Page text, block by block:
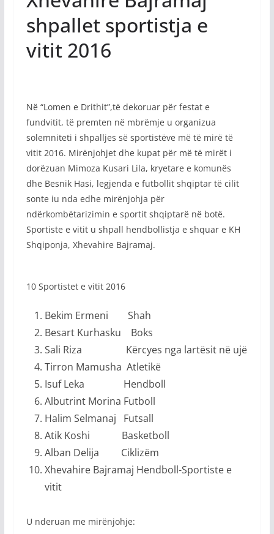
shpallet sportistja e
vitit 2016
Në “Lomen e Drithit”,të dekoruar për festat e
fundvitit, të premten në mbrëmje u organizua
solemniteti i shpalljes së sportistëve më të mirë të
vitit 2016. Mirënjohjet dhe kupat për më të mirët i
dorëzuan Mimoza Kusari Lila, kryetare e komunës
dhe Besnik Hasi, legjenda e futbollit shqiptar të cilit
sonte iu nda edhe mirënjohja për
ndërkombëtarizimin e sportit shqiptarë në botë.
Sportiste e vitit u shpall hendbollistja e shquar e KH
Shqiponja, Xhevahire Bajramaj.
10 Sportistet e vitit 2016
Bekim Ermeni Shah
Besart Kurhasku Boks
Sali Riza Kërcyes nga lartësit në ujë
Tirron Mamusha Atletikë
Isuf Leka Hendboll
Albutrint Morina Futboll
Halim Selmanaj Futsall
Atik Koshi Basketboll
Alban Delija Ciklizëm
Xhevahire Bajramaj Hendboll-Sportiste e
vitit
U nderuan me mirënjohje: